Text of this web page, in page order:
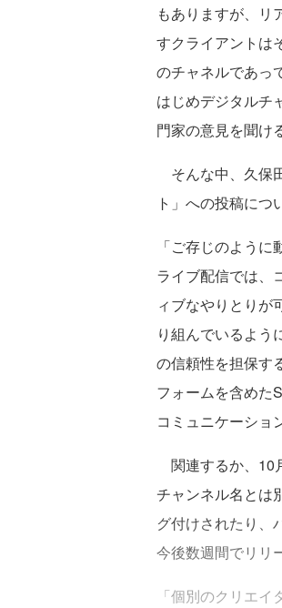
もありますが、リ
すクライアントは
のチャネルであっ
はじめデジタルチ
門家の意見を聞け
そんな中、久保
ト」への投稿につ
「ご存じのよう
ライブ配信では、
ィブなやりとりが
り組んでいるよう
の信頼性を担保す
フォームを含めた
コミュニケーショ
関連するか、10
チャンネル名とは
グ付けされたり、
今後数週間でリリ
「個別のクリエ